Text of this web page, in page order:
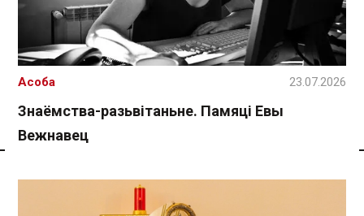
Знаёмства-разьвітаньне. Памяці Евы
Вежнавец
Асоба 23.07.2026